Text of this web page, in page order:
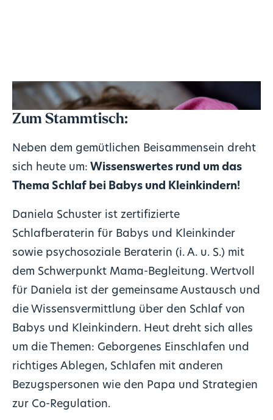
Zum Stammtisch:
Neben dem gemütlichen Beisammensein dreht
sich heute um: Wissenswertes rund um das
Thema Schlaf bei Babys und Kleinkindern!
Daniela Schuster ist zertifizierte
Schlafberaterin für Babys und Kleinkinder
sowie psychosoziale Beraterin (i. A. u. S.) mit
dem Schwerpunkt Mama-Begleitung. Wertvoll
für Daniela ist der gemeinsame Austausch und
die Wissensvermittlung über den Schlaf von
Babys und Kleinkindern. Heut dreht sich alles
um die Themen: Geborgenes Einschlafen und
richtiges Ablegen, Schlafen mit anderen
Bezugspersonen wie den Papa und Strategien
zur Co-Regulation.